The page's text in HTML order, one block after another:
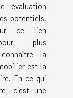
évaluation
potentiels.
ce lien
plus
la
est la
En ce qui
c'est une